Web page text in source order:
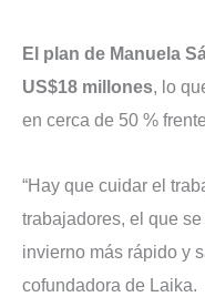
El plan de Manuela
US$18 millones, lo
en cerca de 50 %
“Hay que cuidar el
trabajadores, el que
invierno más rápido y
cofundadora de Laika.